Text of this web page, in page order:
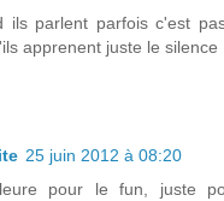
ils parlent parfois c'est
apprenent juste le silence
25 juin 2012 à 08:20
pour le fun, juste